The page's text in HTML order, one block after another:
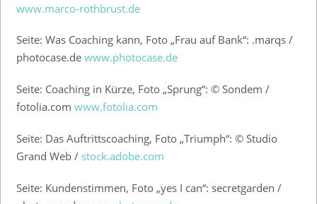
www.marco-rothbrust.de
Seite: Was Coaching kann, Foto „Frau auf Bank“: .marqs /
photocase.dewww.photocase.de
Seite: Coaching in Kürze, Foto „Sprung“: © Sondem /
fotolia.comwww.fotolia.com
Seite: Das Auftrittscoaching, Foto „Triumph“: © Studio
Grand Web / stock.adobe.com
Seite: Kundenstimmen, Foto „yes I can“: secretgarden /